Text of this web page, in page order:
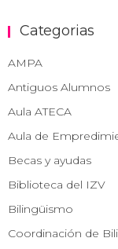
Categorias
AMPA
Antiguos Alumnos
Aula ATECA
Aula de
Becas y ayudas
Biblioteca del IZV
Bilingüismo
Coordinación de